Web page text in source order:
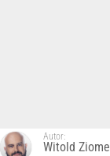
Autor:
Witold